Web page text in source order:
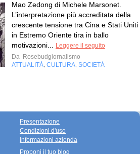
Mao Zedong di Michele Marsonet.
L’interpretazione più accreditata della
crescente tensione tra Cina e Stati Uniti
in Estremo Oriente tira in ballo
motivazioni...
Leggere il seguito
Da Rosebudgiornalismo
ATTUALITÀ CULTURA SOCIETÀ
Presentazione
Condizioni d'uso
Informazioni azienda
Proponi il tuo blog